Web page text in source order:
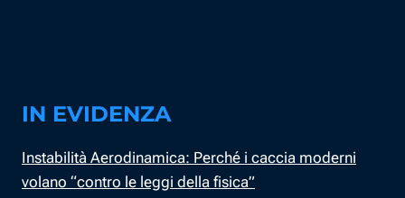
IN EVIDENZA
Instabilità Aerodinamica: Perché i caccia moderni
volano “contro le leggi della fisica”